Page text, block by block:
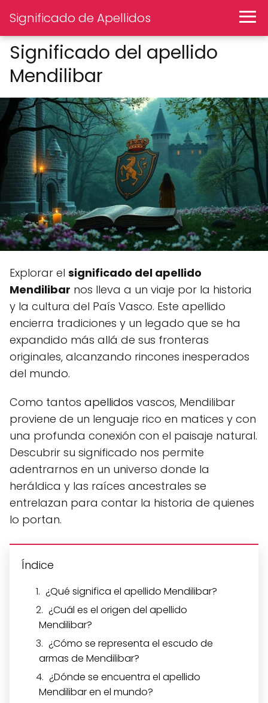
Significado de Apellidos
Significado del apellido
Mendilibar
Explorar el significado del apellido
Mendilibar nos lleva a un viaje por la historia
y la cultura del País Vasco. Este apellido
encierra tradiciones y un legado que se ha
expandido más allá de sus fronteras
originales, alcanzando rincones inesperados
del mundo.
Como tantos apellidos vascos, Mendilibar
proviene de un lenguaje rico en matices y con
una profunda conexión con el paisaje natural.
Descubrir su significado nos permite
adentrarnos en un universo donde la
heráldica y las raíces ancestrales se
entrelazan para contar la historia de quienes
lo portan.
Índice
¿Qué significa el apellido Mendilibar?
¿Cuál es el origen del apellido
Mendilibar?
¿Cómo se representa el escudo de
armas de Mendilibar?
¿Dónde se encuentra el apellido
Mendilibar en el mundo?